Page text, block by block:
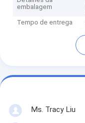
embalagem
Tempo de entrega
Ms. Tracy Liu